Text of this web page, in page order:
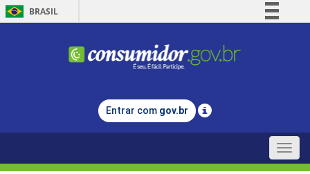
BRASIL
Comunica BR
Legislação
Entrar com gov.br
Toggle